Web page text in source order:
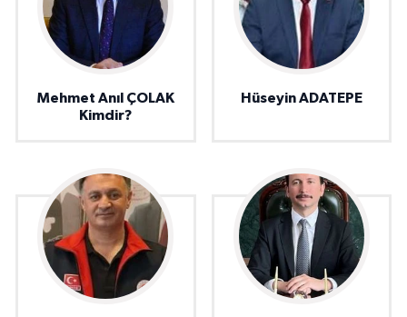
Mehmet Anıl ÇOLAK
Kimdir?
Hüseyin ADATEPE